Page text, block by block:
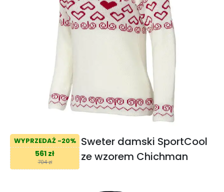
WYPRZEDAŻ -20%
561 zł
704 zł
Sweter damski SportCool
ze wzorem Chichman